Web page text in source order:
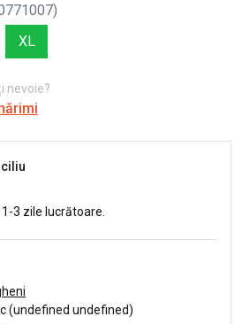
)
XL
nevoie?
3 zile lucrătoare.
(undefined undefined)